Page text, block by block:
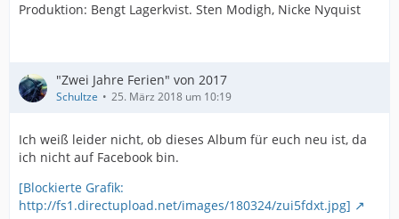
Produktion: Bengt Lagerkvist. Sten Modigh, Nicke Nyquist
"Zwei Jahre Ferien" von 2017
Schultze 25. März 2018 um 10:19
Ich weiß leider nicht, ob dieses Album für euch neu ist, da
ich nicht auf Facebook bin.
[Blockierte Grafik:
http://fs1.directupload.net/images/180324/zui5fdxt.jpg]